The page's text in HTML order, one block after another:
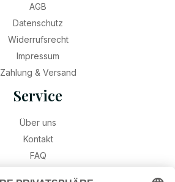
AGB
Datenschutz
Widerrufsrecht
Impressum
Zahlung & Versand
Service
Über uns
Kontakt
FAQ